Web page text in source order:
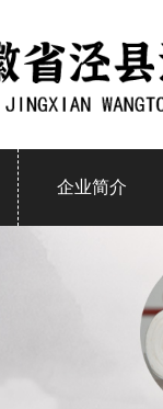
企业简介